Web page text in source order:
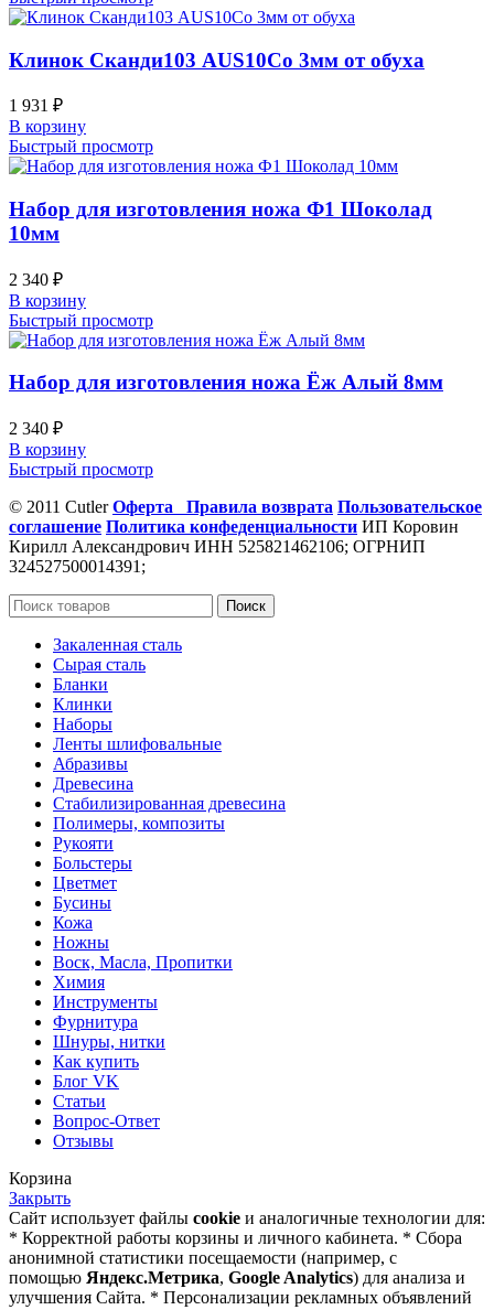
Клинок Сканди103 AUS10Co 3мм от обуха
1 931 ₽
В корзину
Быстрый просмотр
Набор для изготовления ножа Ф1 Шоколад
10мм
2 340 ₽
В корзину
Быстрый просмотр
Набор для изготовления ножа Ёж Алый 8мм
2 340 ₽
В корзину
Быстрый просмотр
© 2011 CutlerОферта Правила возврата Пользовательское
соглашение Политика конфеденциальности ИП Коровин
Кирилл Александрович ИНН 525821462106; ОГРНИП
324527500014391;
Поиск
Закаленная сталь
Сырая сталь
Бланки
Клинки
Наборы
Ленты шлифовальные
Абразивы
Древесина
Стабилизированная древесина
Полимеры, композиты
Рукояти
Больстеры
Цветмет
Бусины
Кожа
Ножны
Воск, Масла, Пропитки
Химия
Инструменты
Фурнитура
Шнуры, нитки
Как купить
Блог VK
Статьи
Вопрос-Ответ
Отзывы
Корзина
Закрыть
Сайт использует файлы cookie и аналогичные технологии для:
* Корректной работы корзины и личного кабинета. * Сбора
анонимной статистики посещаемости (например, с
помощью Яндекс.Метрика, Google Analytics) для анализа и
улучшения Сайта. * Персонализации рекламных объявлений